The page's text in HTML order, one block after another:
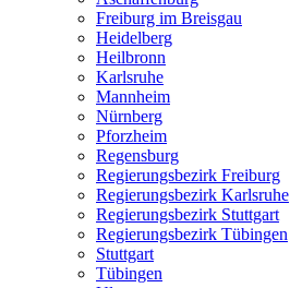
Freiburg im Breisgau
Heidelberg
Heilbronn
Karlsruhe
Mannheim
Nürnberg
Pforzheim
Regensburg
Regierungsbezirk Freiburg
Regierungsbezirk Karlsruhe
Regierungsbezirk Stuttgart
Regierungsbezirk Tübingen
Stuttgart
Tübingen